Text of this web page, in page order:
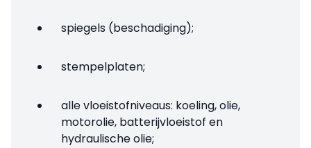
spiegels (beschadiging);
stempelplaten;
alle vloeistofniveaus: koeling, olie,
motorolie, batterijvloeistof en
hydraulische olie;